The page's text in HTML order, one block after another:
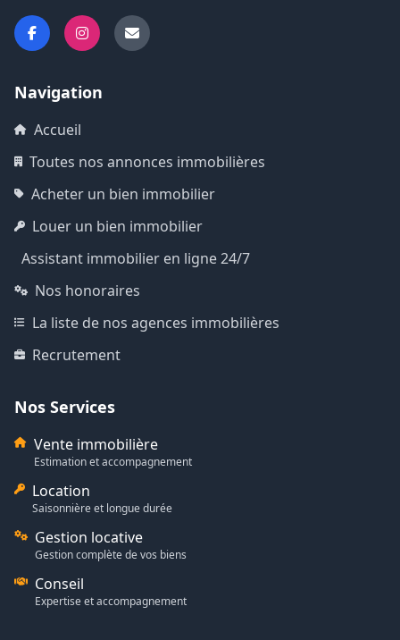
Navigation
Accueil
Toutes nos annonces immobilières
Acheter un bien immobilier
Louer un bien immobilier
Assistant immobilier en ligne 24/7
Nos honoraires
La liste de nos agences immobilières
Recrutement
Nos Services
Vente immobilière
Estimation et accompagnement
Location
Saisonnière et longue durée
Gestion locative
Gestion complète de vos biens
Conseil
Expertise et accompagnement